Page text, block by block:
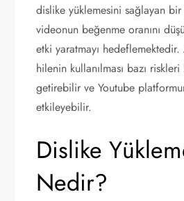
dislike yüklemesini sağlayan
videonun beğenme oranını
etki yaratmayı
hilenin kullanılması bazı
getirebilir ve Youtube
etkileyebilir.
Dislike
Nedir?